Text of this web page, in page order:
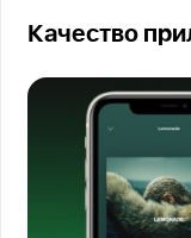
Качество